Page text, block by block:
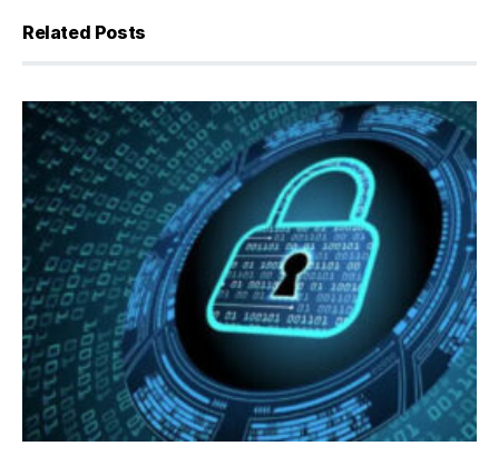
Related Posts